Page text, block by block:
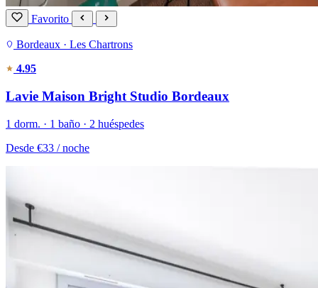
Favorito
Bordeaux · Les Chartrons
4.95
Lavie Maison Bright Studio Bordeaux
1 dorm. · 1 baño · 2 huéspedes
Desde €33 / noche